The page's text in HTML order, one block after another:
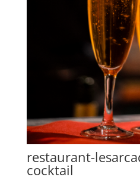
restaurant-
cocktail